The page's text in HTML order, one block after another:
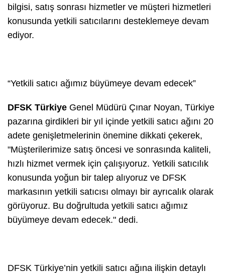
bilgisi, satış sonrası hizmetler ve müşteri hizmetleri
konusunda yetkili satıcılarını desteklemeye devam
ediyor.
“Yetkili satıcı ağımız büyümeye devam edecek”
DFSK Türkiye Genel Müdürü Çınar Noyan, Türkiye
pazarına girdikleri bir yıl içinde yetkili satıcı ağını 20
adete genişletmelerinin önemine dikkati çekerek,
"Müşterilerimize satış öncesi ve sonrasında kaliteli,
hızlı hizmet vermek için çalışıyoruz. Yetkili satıcılık
konusunda yoğun bir talep alıyoruz ve DFSK
markasının yetkili satıcısı olmayı bir ayrıcalık olarak
görüyoruz. Bu doğrultuda yetkili satıcı ağımız
büyümeye devam edecek." dedi.
DFSK Türkiye’nin yetkili satıcı ağına ilişkin detaylı